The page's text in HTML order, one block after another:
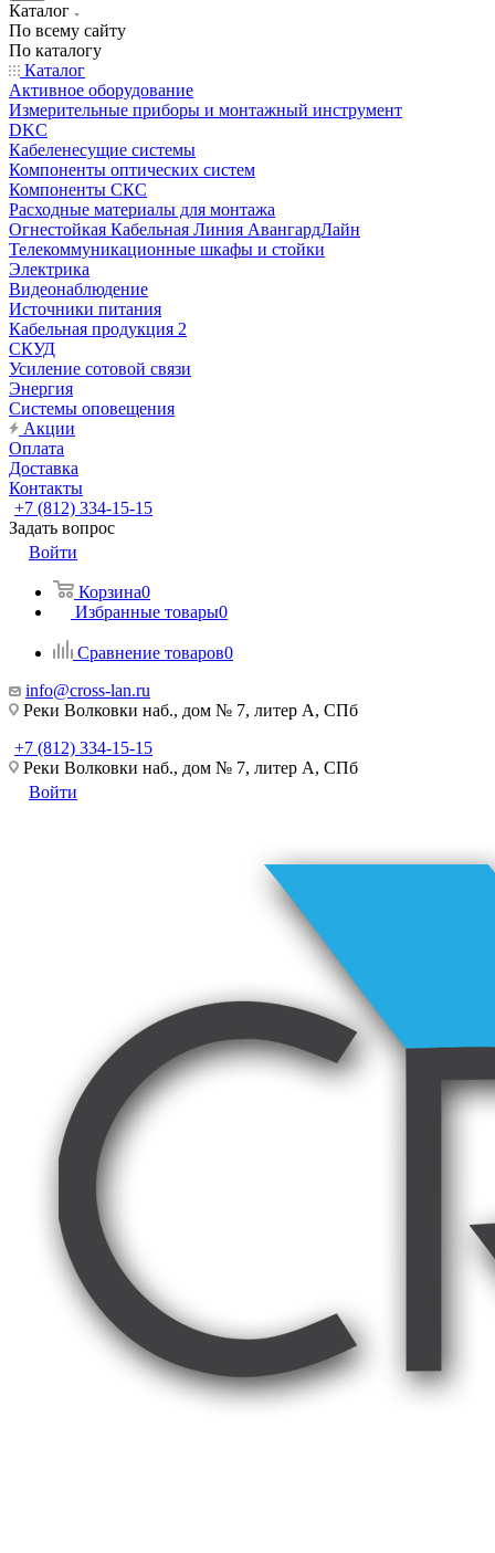
Каталог
По всему сайту
По каталогу
Каталог
Активное оборудование
Измерительные приборы и монтажный инструмент
DKC
Кабеленесущие системы
Компоненты оптических систем
Компоненты СКС
Расходные материалы для монтажа
Огнестойкая Кабельная Линия АвангардЛайн
Телекоммуникационные шкафы и стойки
Электрика
Видеонаблюдение
Источники питания
Кабельная продукция 2
СКУД
Усиление сотовой связи
Энергия
Системы оповещения
Акции
Оплата
Доставка
Контакты
+7 (812) 334-15-15
Задать вопрос
Войти
Корзина0
Избранные товары0
Сравнение товаров0
info@cross-lan.ru
Реки Волковки наб., дом № 7, литер А, СПб
+7 (812) 334-15-15
Реки Волковки наб., дом № 7, литер А, СПб
Войти